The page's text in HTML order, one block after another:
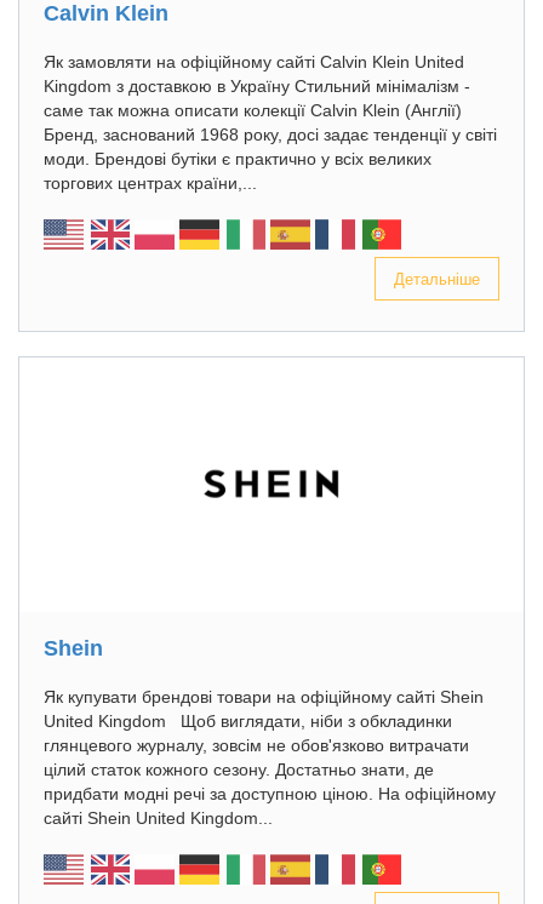
Calvin Klein
Як замовляти на офіційному сайті Calvin Klein United
Kingdom з доставкою в Україну Стильний мінімалізм -
саме так можна описати колекції Calvin Klein (Англії)
Бренд, заснований 1968 року, досі задає тенденції у світі
моди. Брендові бутіки є практично у всіх великих
торгових центрах країни,...
Детальніше
Shein
Як купувати брендові товари на офіційному сайті Shein
United Kingdom Щоб виглядати, ніби з обкладинки
глянцевого журналу, зовсім не обов'язково витрачати
цілий статок кожного сезону. Достатньо знати, де
придбати модні речі за доступною ціною. На офіційному
сайті Shein United Kingdom...